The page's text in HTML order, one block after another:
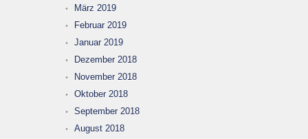
März 2019
Februar 2019
Januar 2019
Dezember 2018
November 2018
Oktober 2018
September 2018
August 2018